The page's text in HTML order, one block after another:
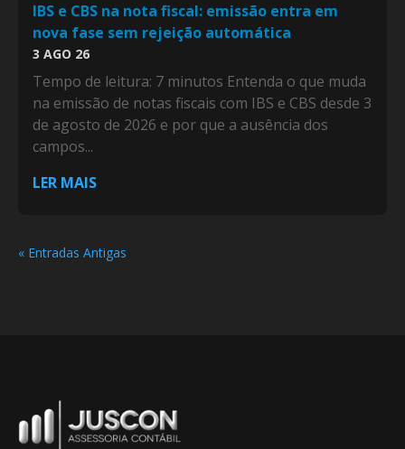
IBS e CBS na nota fiscal: emissão entra em
nova fase sem rejeição automática
3 AGO 26
Tempo de leitura: 7 minutos Entenda o que muda
na emissão de notas fiscais com IBS e CBS desde 3
de agosto de 2026 e por que a ausência dos
campos...
LER MAIS
« Entradas Antigas